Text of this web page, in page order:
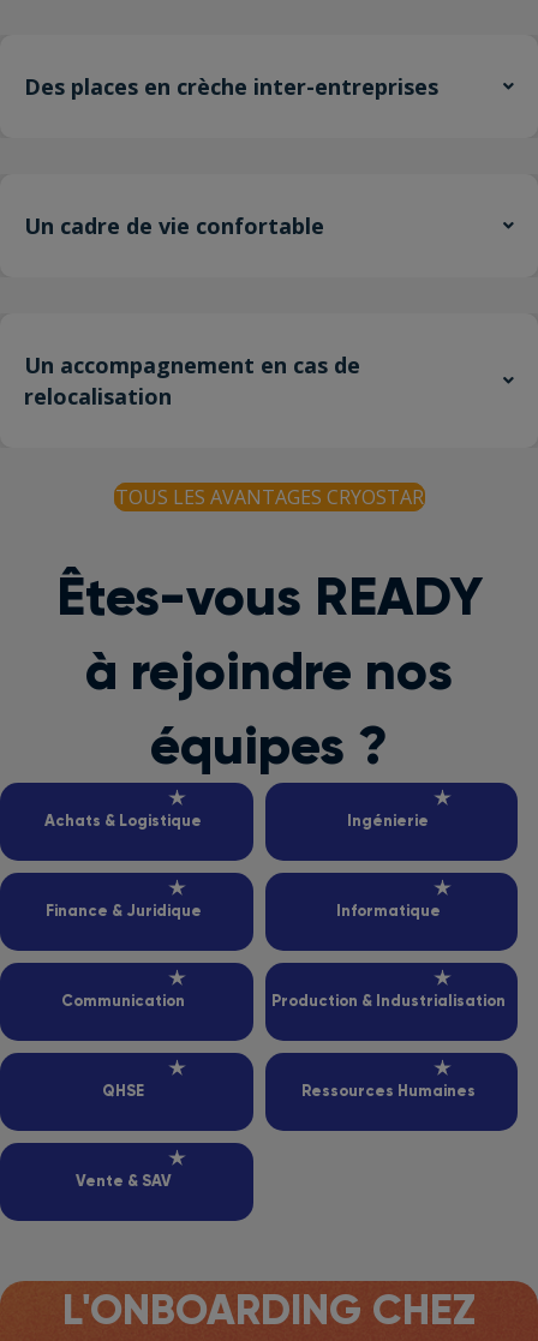
Des places en crèche inter-entreprises
Un cadre de vie confortable
Un accompagnement en cas de
relocalisation
TOUS LES AVANTAGES CRYOSTAR
Êtes-vous READY
à rejoindre nos
équipes ?
Achats & Logistique Ingénierie
Finance & Juridique Informatique
Communication Production & Industrialisation
QHSE Ressources Humaines
Vente & SAV
L'ONBOARDING CHEZ